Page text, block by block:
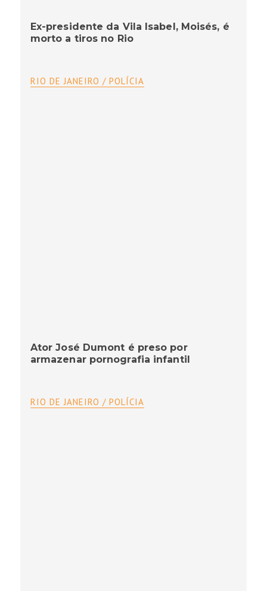
Ex-presidente da Vila Isabel, Moisés, é
morto a tiros no Rio
RIO DE JANEIRO / POLÍCIA
Ator José Dumont é preso por
armazenar pornografia infantil
RIO DE JANEIRO / POLÍCIA